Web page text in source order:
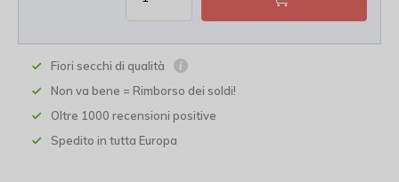
Fiori secchi di qualità
Non va bene = Rimborso dei soldi!
Oltre 1000 recensioni positive
Spedito in tutta Europa